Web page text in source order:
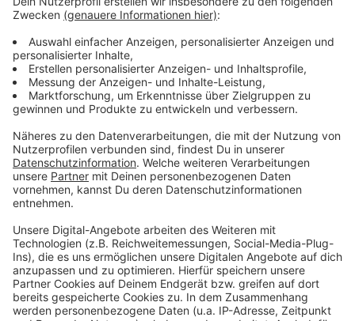
Busliniennetz. Am 5. Februar startet der neue Fahrplan
mit einem komplett neuen Angebot. Fünf MetroBus-
Linien mit Elektrobussen fahren im 10-Minuten-Takt
auf den Hauptstrecken.Zur vollständigen Meldung.
Anzeige
11:13 Uhr - Münster: Starke Pflege
Münster wird Pflegemodellregion. Das Projekt ist in
Deutschland einmalig. In dem Projekt gibt es um Pro-
Pflege-Influencer für soziale Netzwerke, einen
YouTube-Channel Pflege, Podcasts und Pflege-Slams.
Es geht darum, das Image der Pflege zu verbessen, die